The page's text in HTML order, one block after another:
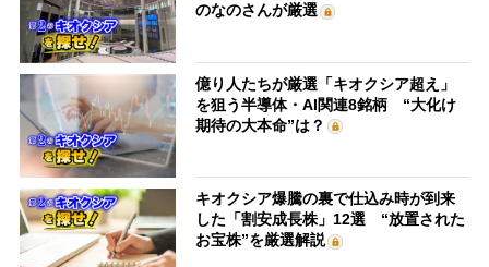
のなのさんが厳選
億り人たちが厳選「キオクシア超え」
を狙う半導体・AI関連8銘柄 “大化け
期待の大本命”は？
キオクシア爆騰の裏で仕込み時が到来
した「割安成長株」12選 “放置された
お宝株”を厳選解説